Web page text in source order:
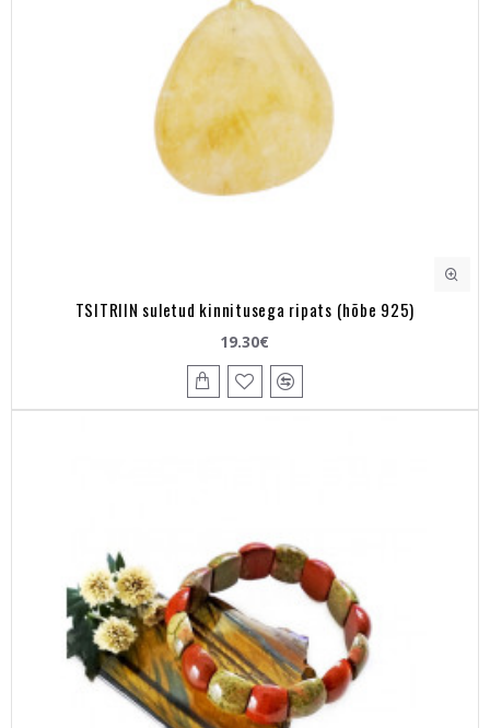
TSITRIIN suletud kinnitusega ripats (hõbe 925)
19.30€